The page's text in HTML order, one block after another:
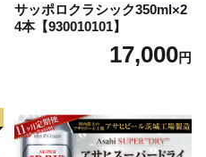
サッポロクラシック350ml×2
4本【930010101】
17,000円